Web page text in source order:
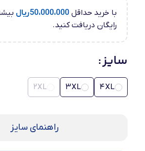
با خرید حداقل 50،000،000ریال
رایگان دریافت کنید.
سایز
4XL
3XL
2XL
راهنمای سایز